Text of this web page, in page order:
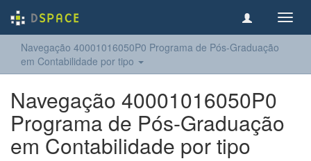
Navegação 40001016050P0 Programa de Pós-Graduação
em Contabilidade por tipo
Navegação 40001016050P0
Programa de Pós-Graduação
em Contabilidade por tipo